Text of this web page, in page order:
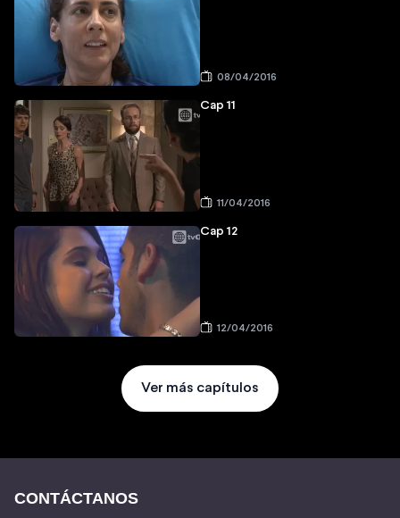
08/04/2016
Cap 11
11/04/2016
Cap 12
12/04/2016
Ver más capítulos
CONTÁCTANOS